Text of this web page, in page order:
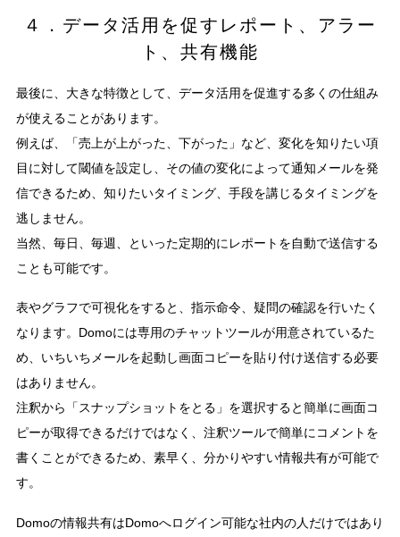
４．データ活用を促すレポート、アラー
ト、共有機能
最後に、大きな特徴として、データ活用を促進する多くの仕組み
が使えることがあります。
例えば、「売上が上がった、下がった」など、変化を知りたい項
目に対して閾値を設定し、その値の変化によって通知メールを発
信できるため、知りたいタイミング、手段を講じるタイミングを
逃しません。
当然、毎日、毎週、といった定期的にレポートを自動で送信する
ことも可能です。
表やグラフで可視化をすると、指示命令、疑問の確認を行いたく
なります。Domoには専用のチャットツールが用意されているた
め、いちいちメールを起動し画面コピーを貼り付け送信する必要
はありません。
注釈から「スナップショットをとる」を選択すると簡単に画面コ
ピーが取得できるだけではなく、注釈ツールで簡単にコメントを
書くことができるため、素早く、分かりやすい情報共有が可能で
す。
Domoの情報共有はDomoへログイン可能な社内の人だけではあり